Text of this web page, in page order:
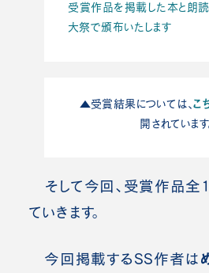
受賞作品を掲載した本と朗
大祭で頒布いたします
▲受賞結果については、 こ
開されています
そして今回、受賞作品全
ていきます。
今回掲載するSS作者は